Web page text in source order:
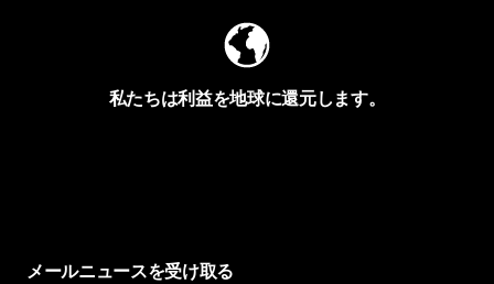
私たちは利益を地球に還元します。
メールニュースを受け取る